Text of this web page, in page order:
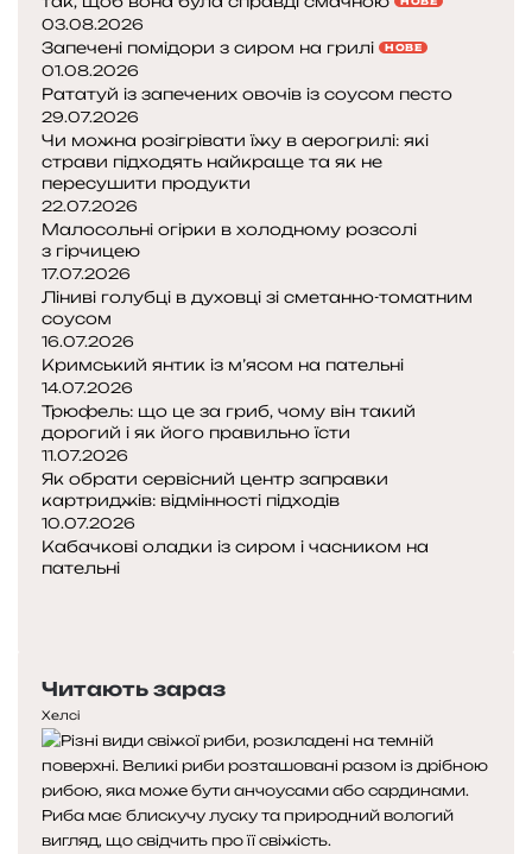
03.08.2026
Запечені помідори з сиром на грилі НОВЕ
01.08.2026
Рататуй із запечених овочів із соусом песто
29.07.2026
Чи можна розігрівати їжу в аерогрилі: які
страви підходять найкраще та як не
пересушити продукти
22.07.2026
Малосольні огірки в холодному розсолі
з гірчицею
17.07.2026
Ліниві голубці в духовці зі сметанно-томатним
соусом
16.07.2026
Кримський янтик із м’ясом на пательні
14.07.2026
Трюфель: що це за гриб, чому він такий
дорогий і як його правильно їсти
11.07.2026
Як обрати сервісний центр заправки
картриджів: відмінності підходів
10.07.2026
Кабачкові оладки із сиром і часником на
пательні
Читають зараз
Хелсі